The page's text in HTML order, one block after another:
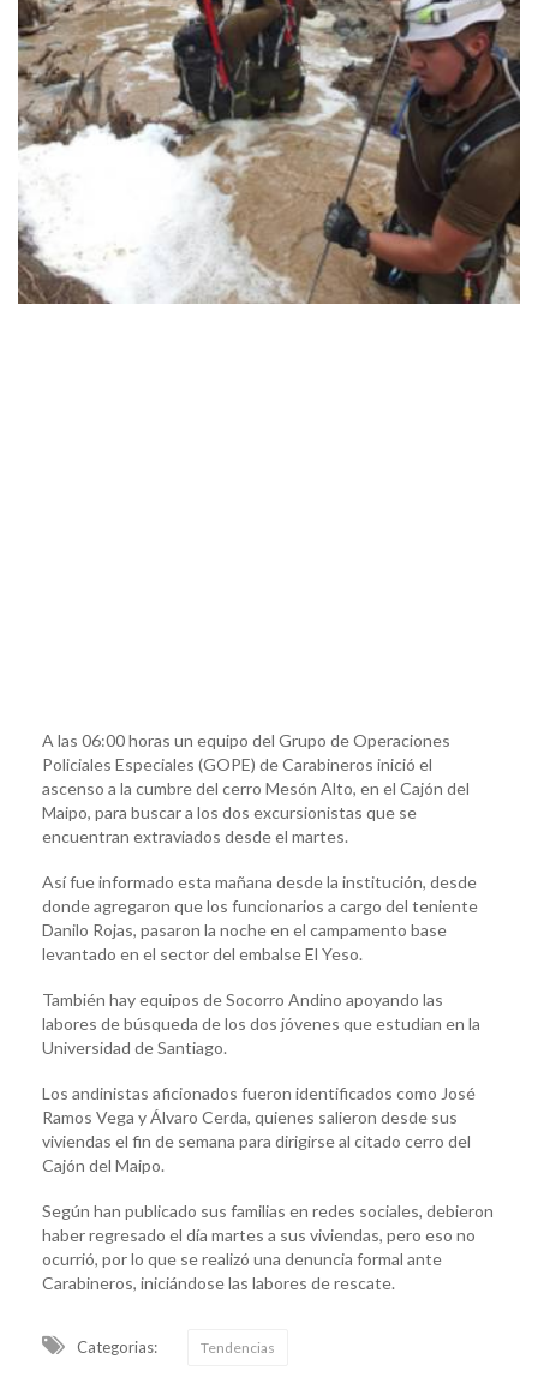
A las 06:00 horas un equipo del Grupo de Operaciones
Policiales Especiales (GOPE) de Carabineros inició el
ascenso a la cumbre del cerro Mesón Alto, en el Cajón del
Maipo, para buscar a los dos excursionistas que se
encuentran extraviados desde el martes.
Así fue informado esta mañana desde la institución, desde
donde agregaron que los funcionarios a cargo del teniente
Danilo Rojas, pasaron la noche en el campamento base
levantado en el sector del embalse El Yeso.
También hay equipos de Socorro Andino apoyando las
labores de búsqueda de los dos jóvenes que estudian en la
Universidad de Santiago.
Los andinistas aficionados fueron identificados como José
Ramos Vega y Álvaro Cerda, quienes salieron desde sus
viviendas el fin de semana para dirigirse al citado cerro del
Cajón del Maipo.
Según han publicado sus familias en redes sociales, debieron
haber regresado el día martes a sus viviendas, pero eso no
ocurrió, por lo que se realizó una denuncia formal ante
Carabineros, iniciándose las labores de rescate.
Categorias: Tendencias